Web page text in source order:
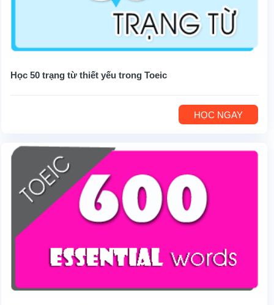
Học 50 trạng từ thiết yếu trong Toeic
HỌC NGAY